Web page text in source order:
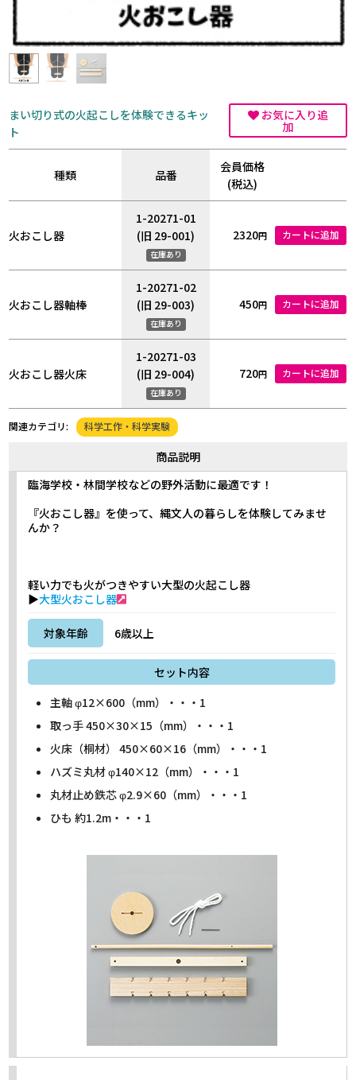
まい切り式の火起こしを体験できるキッ
ト
お気に入り追
加
種類 品番
会員価格
(税込)
火おこし器
1-20271-01
(旧 29-001)
在庫あり
2320円 カートに追加
火おこし器軸棒
1-20271-02
(旧 29-003)
在庫あり
450円 カートに追加
火おこし器火床
1-20271-03
(旧 29-004)
在庫あり
720円 カートに追加
関連カテゴリ: 科学工作・科学実験
商品説明
臨海学校・林間学校などの野外活動に最適です！
『火おこし器』を使って、縄文人の暮らしを体験してみませ
んか？
軽い力でも火がつきやすい大型の火起こし器
▶大型火おこし器
対象年齢 6歳以上
セット内容
主軸 φ12×600（mm）・・・1
取っ手 450×30×15（mm）・・・1
火床（桐材） 450×60×16（mm）・・・1
ハズミ丸材 φ140×12（mm）・・・1
丸材止め鉄芯 φ2.9×60（mm）・・・1
ひも 約1.2m・・・1